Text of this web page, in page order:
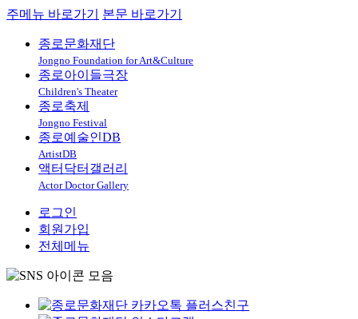
주메뉴 바로가기 본문 바로가기
종로문화재단
Jongno Foundation for Art&Culture
종로아이들극장
Children's Theater
종로축제
Jongno Festival
종로예술인DB
ArtistDB
액터닥터갤러리
Actor Doctor Gallery
로그인
회원가입
전체메뉴